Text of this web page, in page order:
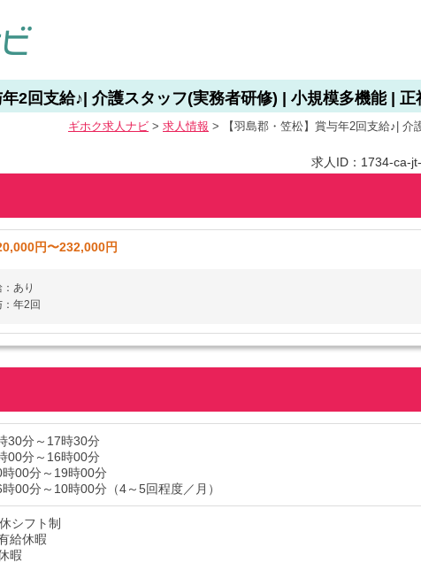
年2回支給♪| 介護スタッフ(実務者研修) | 小規模多機能 | 正
ギホク求⼈ナビ > 求人情報 > 【羽島郡・笠松】賞与年2回支給♪|
求人ID：1734-ca-
円〜232,000円
：あり
：年2回
30分～17時30分
00分～16時00分
00分～19時00分
00分～10時00分（4～5回程度／月）
シフト制
給休暇
暇